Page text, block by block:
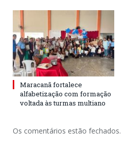
Maracanã fortalece
alfabetização com formação
voltada às turmas multiano
Os comentários estão fechados.